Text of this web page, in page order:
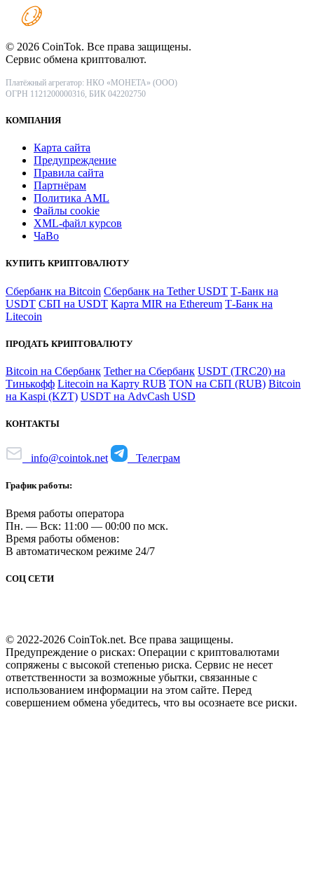
© 2026 CoinTok. Все права защищены.
Сервис обмена криптовалют.
Платёжный агрегатор: НКО «МОНЕТА» (ООО)
ОГРН 1121200000316, БИК 042202750
КОМПАНИЯ
Карта сайта
Предупреждение
Правила сайта
Партнёрам
Политика AML
Файлы coоkie
XML-файл курсов
ЧаВо
КУПИТЬ КРИПТОВАЛЮТУ
Сбербанк на Bitcoin Сбербанк на Tether USDT Т-Банк на
USDT СБП на USDT Карта MIR на Ethereum Т-Банк на
Litecoin
ПРОДАТЬ КРИПТОВАЛЮТУ
Bitcoin на Сбербанк Tether на Сбербанк USDT (TRC20) на
Тинькофф Litecoin на Карту RUB TON на СБП (RUB) Bitcoin
на Kaspi (KZT) USDT на AdvCash USD
КОНТАКТЫ
info@cointok.net Телеграм
График работы:
Время работы оператора
Пн. — Вск: 11:00 — 00:00 по мск.
Время работы обменов:
В автоматическом режиме 24/7
СОЦ СЕТИ
© 2022-2026 CoinTok.net. Все права защищены.
Предупреждение о рисках: Операции с криптовалютами
сопряжены с высокой степенью риска. Сервис не несет
ответственности за возможные убытки, связанные с
использованием информации на этом сайте. Перед
совершением обмена убедитесь, что вы осознаете все риски.